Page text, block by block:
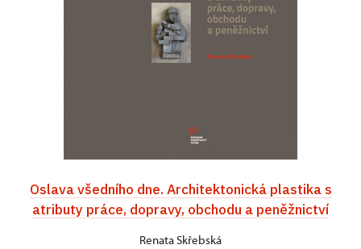
Oslava všedního dne. Architektonická plastika s
atributy práce, dopravy, obchodu a peněžnictví
Renata Skřebská